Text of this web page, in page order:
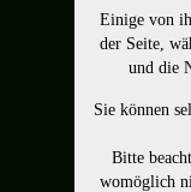
Einige von
der Seite,
und die
Sie können
Bitte
womöglich